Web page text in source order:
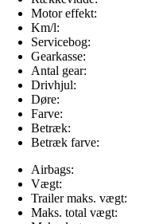
Motor effekt:
Km/l:
Servicebog:
Gearkasse:
Antal gear:
Drivhjul:
Døre:
Farve:
Betræk:
Betræk farve:
Airbags:
Vægt:
Trailer maks. vægt:
Maks. total vægt: